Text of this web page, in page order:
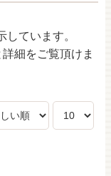
しています。
細をご覧頂けま